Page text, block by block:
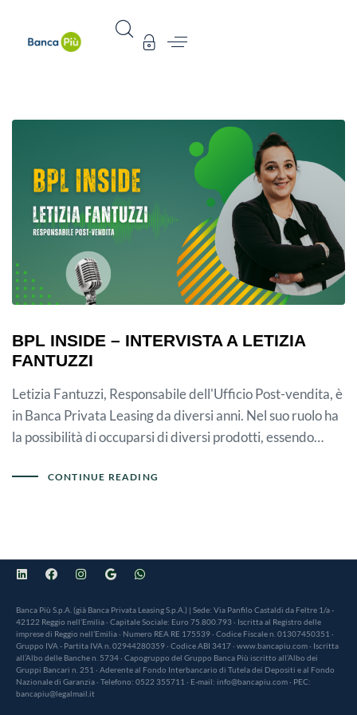
BPL INSIDE – INTERVISTA A LETIZIA
FANTUZZI
Letizia Fantuzzi, Responsabile dell'Ufficio Post-vendita, è
in Banca Privata Leasing da diversi anni. Nel suo ruolo ha
la possibilità di occuparsi di diversi prodotti, essendo…
CONTINUE READING
Banca Più S.p.A. (già Banca Privata Leasing S.p.A.) | Sede: Via Panfilo Castaldi da Feltre 1/a -
42122 Reggio nell’Emilia · Capitale Sociale: Euro 75.800.793 · Iscritta al Registro delle
imprese di Reggio nell’Emilia · Numero REA RE 175539 · Codice Fiscale n. 01307450351 ·
Gruppo IVA - Partita IVA n. 02944280359 · Codice ABI 3417 · www.bancapiu.com · Iscritta
all’Albo delle Banche n. 5734 · Capogruppo del Gruppo Banca Più iscritto all’Albo dei
Gruppi Bancari n. 251 · Aderente al Fondo Interbancario di Tutela dei Depositi e al Fondo
Nazionale di Garanzia · Telefono: 0522 355711 · E-mail: info@bancapiu.com · PEC:
bancapiu@legalmail.it